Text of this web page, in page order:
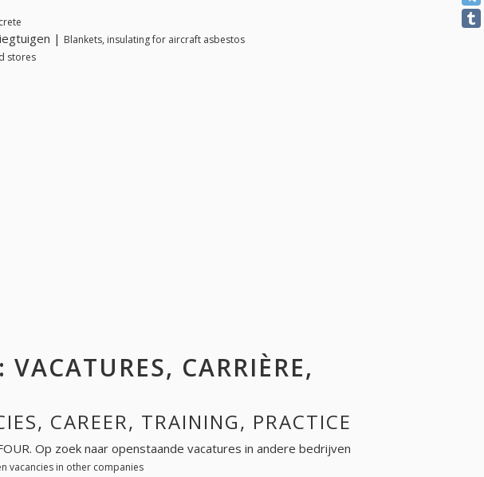
| Blankets, insulating for aircraft asbestos
stores
: VACATURES, CARRIÈRE,
CAREER, TRAINING, PRACTICE
Op zoek naar openstaande vacatures in andere bedrijven
vacancies in other companies